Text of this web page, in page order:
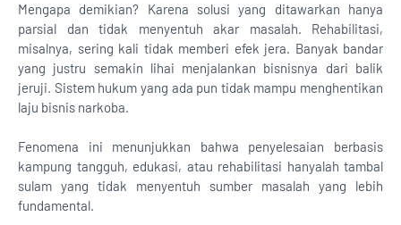
Mengapa demikian? Karena solusi yang ditawarkan hanya
parsial dan tidak menyentuh akar masalah. Rehabilitasi,
misalnya, sering kali tidak memberi efek jera. Banyak bandar
yang justru semakin lihai menjalankan bisnisnya dari balik
jeruji. Sistem hukum yang ada pun tidak mampu menghentikan
laju bisnis narkoba.
Fenomena ini menunjukkan bahwa penyelesaian berbasis
kampung tangguh, edukasi, atau rehabilitasi hanyalah tambal
sulam yang tidak menyentuh sumber masalah yang lebih
fundamental.